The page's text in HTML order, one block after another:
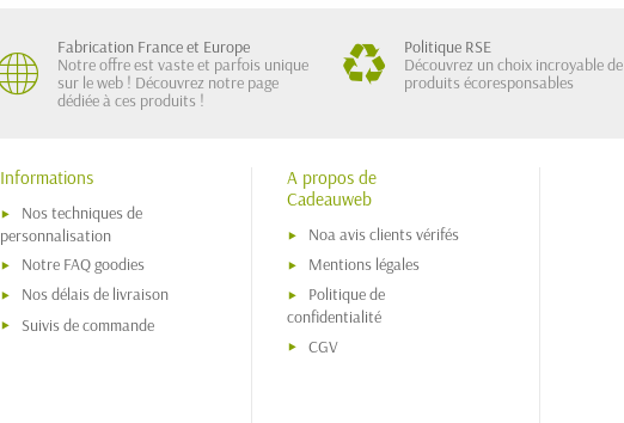
Fabrication France et Europe
Notre offre est vaste et parfois unique
sur le web ! Découvrez notre page
dédiée à ces produits !
Politique RSE
Découvrez un choix incroyable de
produits écoresponsables
Informations
Nos techniques de
personnalisation
Notre FAQ goodies
Nos délais de livraison
Suivis de commande
A propos de
Cadeauweb
Noa avis clients vérifés
Mentions légales
Politique de
confidentialité
CGV